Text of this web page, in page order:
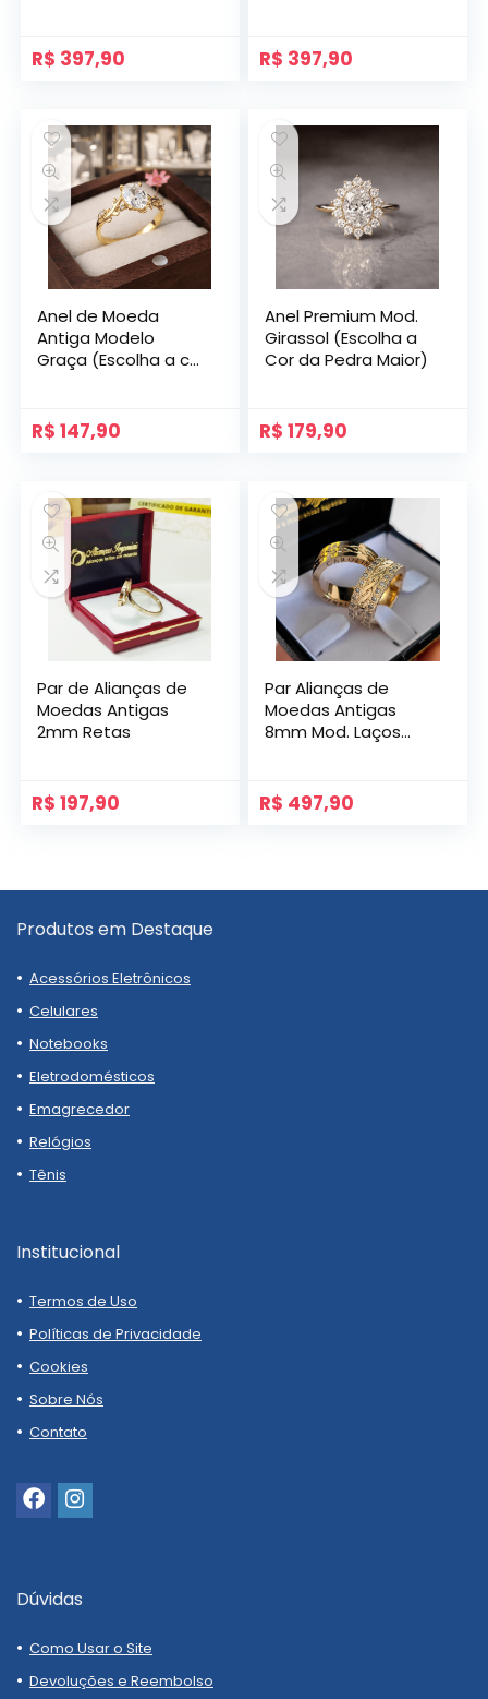
R$ 397,90 R$ 397,90
Anel de Moeda
Antiga Modelo
Graça (Escolha a cor
R$ 147,90
Anel Premium Mod.
Girassol (Escolha a
Cor da Pedra Maior)
R$ 179,90
Par de Alianças de
Moedas Antigas
2mm Retas
R$ 197,90
Par Alianças de
Moedas Antigas
8mm Mod. Laços
R$ 497,90
Produtos em Destaque
Acessórios Eletrônicos
Celulares
Notebooks
Eletrodomésticos
Emagrecedor
Relógios
Tênis
Institucional
Termos de Uso
Políticas de Privacidade
Cookies
Sobre Nós
Contato
Dúvidas
Como Usar o Site
Devoluções e Reembolso